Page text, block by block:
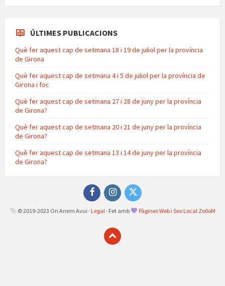
ÚLTIMES PUBLICACIONS
Què fer aquest cap de setmana 18 i 19 de juliol per la província
de Girona
Què fer aquest cap de setmana 4 i 5 de juliol per la província de
Girona i foc
Què fer aquest cap de setmana 27 i 28 de juny per la província
de Girona?
Què fer aquest cap de setmana 20 i 21 de juny per la província
de Girona?
Què fer aquest cap de setmana 13 i 14 de juny per la província
de Girona?
FacebookInstagramTwitter
© 2019-2023 On Anem Avui · Legal · Fet amb Pàgines Web i Seo Local Zo0oM